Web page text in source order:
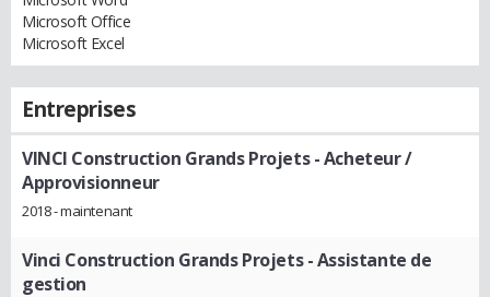
Microsoft Office
Microsoft Excel
Entreprises
VINCI Construction Grands Projets- Acheteur /
Approvisionneur
2018 - maintenant
Vinci Construction Grands Projets- Assistante de
gestion